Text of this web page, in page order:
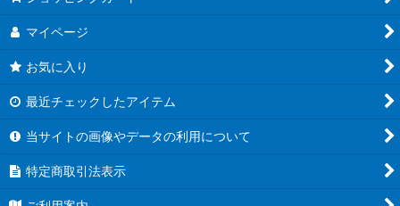
マイページ
お気に入り
最近チェックしたアイテム
当サイトの画像やデータの利用について
特定商取引法表示